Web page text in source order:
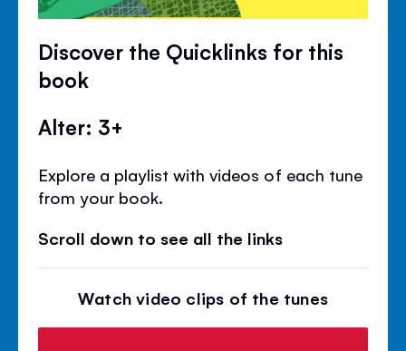
Discover the Quicklinks for this
book
Alter: 3+
Explore a playlist with videos of each tune
from your book.
Scroll down to see all the links
Watch video clips of the tunes